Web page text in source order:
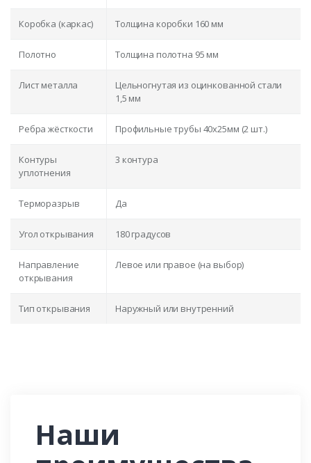
Коробка (каркас) Толщина коробки 160 мм
Полотно Толщина полотна 95 мм
Лист металла
Цельногнутая из оцинкованной стали
1,5 мм
Ребра жёсткости Профильные трубы 40х25мм (2 шт.)
Контуры
уплотнения
3 контура
Терморазрыв Да
Угол открывания 180 градусов
Направление
открывания
Левое или правое (на выбор)
Тип открывания Наружный или внутренний
Наши